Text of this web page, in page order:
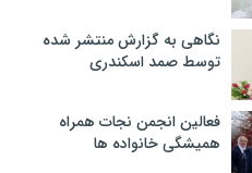
نگاهی به گزارش منتشر شده
توسط صمد اسکندری
فعالین انجمن نجات همراه
همیشگی خانواده ها